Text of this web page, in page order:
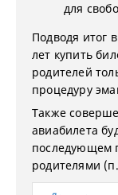
для
Подводя итог
лет купить
родителей
процедуру
Также
авиабилета
последующем
родителями